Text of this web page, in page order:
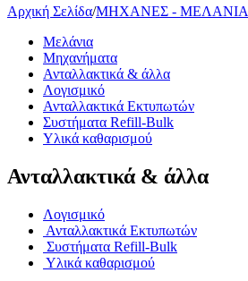
Αρχική Σελίδα/ΜΗΧΑΝΕΣ - ΜΕΛΑΝΙΑ
Μελάνια
Μηχανήματα
Ανταλλακτικά & άλλα
Λογισμικό
Ανταλλακτικά Εκτυπωτών
Συστήματα Refill-Bulk
Υλικά καθαρισμού
Ανταλλακτικά & άλλα
Λογισμικό
Ανταλλακτικά Εκτυπωτών
Συστήματα Refill-Bulk
Υλικά καθαρισμού